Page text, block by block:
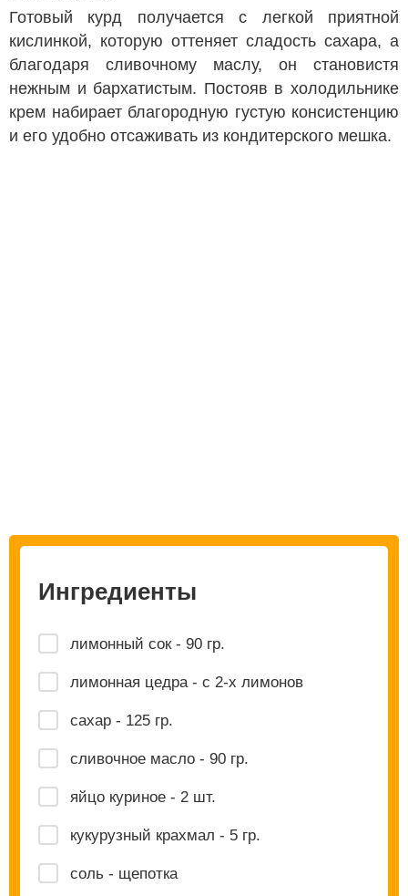
Готовый курд получается с легкой приятной
кислинкой, которую оттеняет сладость сахара, а
благодаря сливочному маслу, он становистя
нежным и бархатистым. Постояв в холодильнике
крем набирает благородную густую консистенцию
и его удобно отсаживать из кондитерского мешка.
Ингредиенты
лимонный сок - 90 гр.
лимонная цедра - с 2-х лимонов
сахар - 125 гр.
сливочное масло - 90 гр.
яйцо куриное - 2 шт.
кукурузный крахмал - 5 гр.
соль - щепотка